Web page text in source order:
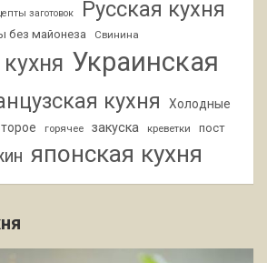
заготовок Русская кухня
без майонеза Свинина
Украинская
кухня
Холодные
горячее закуска креветки пост
японская кухня